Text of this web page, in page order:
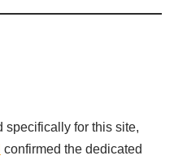
specifically for this site,
confirmed the dedicated